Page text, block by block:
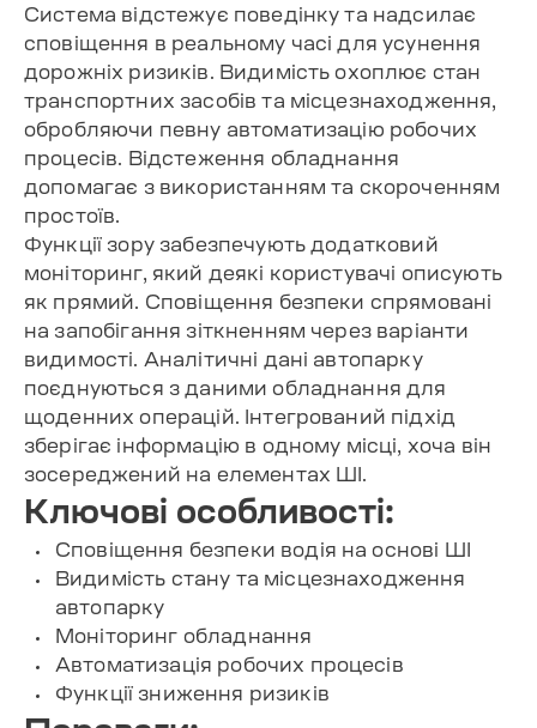
Система відстежує поведінку та надсилає
сповіщення в реальному часі для усунення
дорожніх ризиків. Видимість охоплює стан
транспортних засобів та місцезнаходження,
обробляючи певну автоматизацію робочих
процесів. Відстеження обладнання
допомагає з використанням та скороченням
простоїв.
Функції зору забезпечують додатковий
моніторинг, який деякі користувачі описують
як прямий. Сповіщення безпеки спрямовані
на запобігання зіткненням через варіанти
видимості. Аналітичні дані автопарку
поєднуються з даними обладнання для
щоденних операцій. Інтегрований підхід
зберігає інформацію в одному місці, хоча він
зосереджений на елементах ШІ.
Ключові особливості:
Сповіщення безпеки водія на основі ШІ
Видимість стану та місцезнаходження
автопарку
Моніторинг обладнання
Автоматизація робочих процесів
Функції зниження ризиків